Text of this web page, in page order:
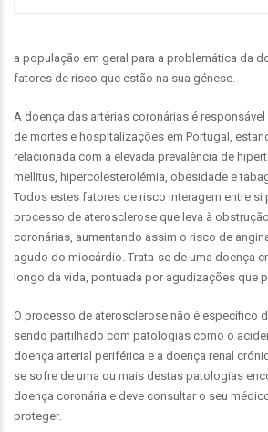
a população em geral para a problemática da
fatores de risco que estão na sua génese.
A doença das artérias coronárias é
de mortes e hospitalizações em Portugal,
relacionada com a elevada prevalência de
mellitus, hipercolesterolémia, obesidade e
Todos estes fatores de risco interagem entre si
processo de aterosclerose que leva à
coronárias, aumentando assim o risco de
agudo do miocárdio. Trata-se de uma doença
longo da vida, pontuada por agudizações que
O processo de aterosclerose não é específico
sendo partilhado com patologias como o
doença arterial periférica e a doença renal
se sofre de uma ou mais destas patologias
doença coronária e deve consultar o seu
proteger.